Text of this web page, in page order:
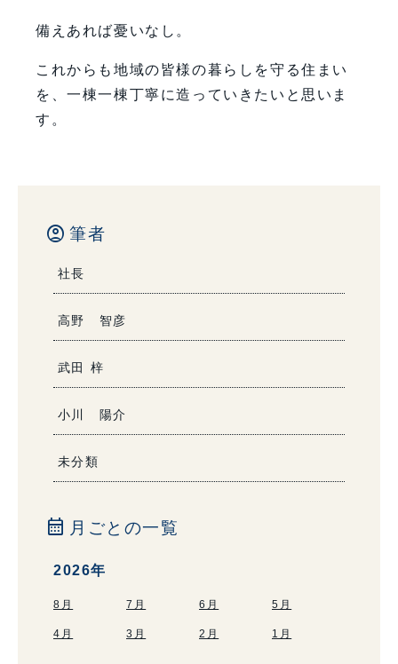
備えあれば憂いなし。
これからも地域の皆様の暮らしを守る住まい
を、一棟一棟丁寧に造っていきたいと思いま
す。
account_circle 筆者
社長
高野 智彦
武田 梓
小川 陽介
未分類
calendar_month 月ごとの一覧
2026年
8月 7月 6月 5月
4月 3月 2月 1月